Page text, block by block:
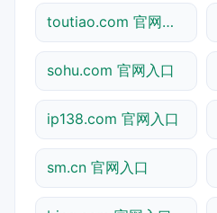
toutiao.com 官网入口
sohu.com 官网入口
ip138.com 官网入口
sm.cn 官网入口